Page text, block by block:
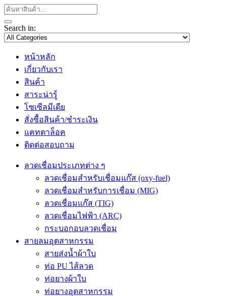
Search in:
หน้าหลัก
เกี่ยวกับเรา
สินค้า
สาระน่ารู้
โซเซีลมีเดีย
สั่งซื้อสินค้า/ชำระเงิน
แคทตาล็อค
ติดต่อสอบถาม
ลวดเชื่อมประเภทต่าง ๆ
ลวดเชื่อมสำหรับเชื่อมแก๊ส (oxy-fuel)
ลวดเชื่อมสำหรับการเชื่อม (MIG)
ลวดเชื่อมแก๊ส (TIG)
ลวดเชื่อมไฟฟ้า (ARC)
กระบอกอบลวดเชื่อม
สายลมอุตสาหกรรม
สายส่งน้ำผ้าใบ
ท่อ PU ไส้ลวด
ท่อยางผ้าใบ
ท่อยางอุตสาหกรรม